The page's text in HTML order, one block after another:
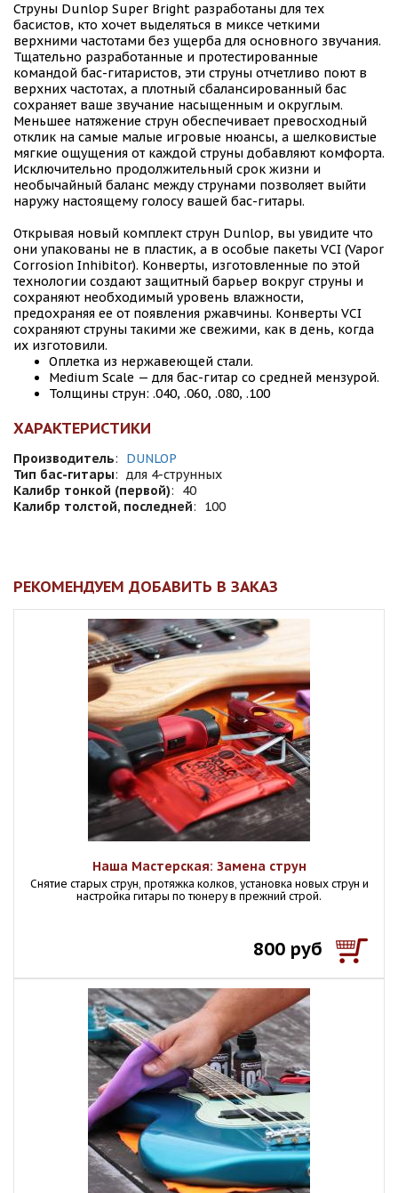
Струны Dunlop Super Bright разработаны для тех
басистов, кто хочет выделяться в миксе четкими
верхними частотами без ущерба для основного звучания.
Тщательно разработанные и протестированные
командой бас-гитаристов, эти струны отчетливо поют в
верхних частотах, а плотный сбалансированный бас
сохраняет ваше звучание насыщенным и округлым.
Меньшее натяжение струн обеспечивает превосходный
отклик на самые малые игровые нюансы, а шелковистые
мягкие ощущения от каждой струны добавляют комфорта.
Исключительно продолжительный срок жизни и
необычайный баланс между струнами позволяет выйти
наружу настоящему голосу вашей бас-гитары.
Открывая новый комплект струн Dunlop, вы увидите что
они упакованы не в пластик, а в особые пакеты VCI (Vapor
Corrosion Inhibitor). Конверты, изготовленные по этой
технологии создают защитный барьер вокруг струны и
сохраняют необходимый уровень влажности,
предохраняя ее от появления ржавчины. Конверты VCI
сохраняют струны такими же свежими, как в день, когда
их изготовили.
Оплетка из нержавеющей стали.
Medium Scale — для бас-гитар со средней мензурой.
Толщины струн: .040, .060, .080, .100
ХАРАКТЕРИСТИКИ
Производитель:
DUNLOP
Тип бас-гитары: для 4-струнных
Калибр тонкой (первой):
40
Калибр толстой, последней: 100
РЕКОМЕНДУЕМ ДОБАВИТЬ В ЗАКАЗ
Наша Мастерская: Замена струн
Снятие старых струн, протяжка колков, установка новых струн и
настройка гитары по тюнеру в прежний строй.
800 руб